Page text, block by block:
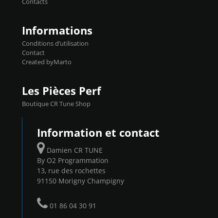
Informations
Conditions d’utilisation
Contact
Created byMarto
Les Pièces Perf
Boutique CR Tune Shop
Information et contact
Damien CR TUNE
By O2 Programmation
13, rue des rochettes
91150 Morigny Champigny
01 86 04 30 91